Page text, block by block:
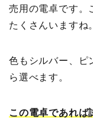
売用の電卓です。
たくさんいますね。
色もシルバー、ピ
ら選べます。
この電卓であれば